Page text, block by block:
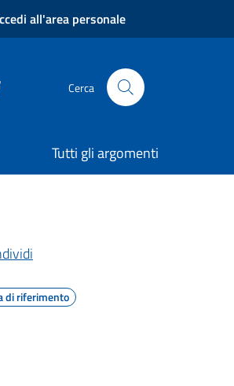
all'area personale
Cerca
Tutti gli argomenti
di riferimento